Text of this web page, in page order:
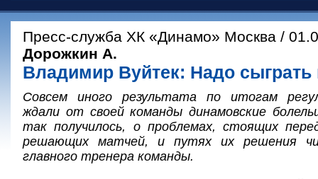
Пресс-служба ХК «Динамо» Москва /
Дорожкин А.
Владимир Вуйтек: Надо сыграть
Совсем иного результата по итогам
ждали от своей команды динамовские
так получилось, о проблемах, стоящих
решающих матчей, и путях их решения
главного тренера команды.